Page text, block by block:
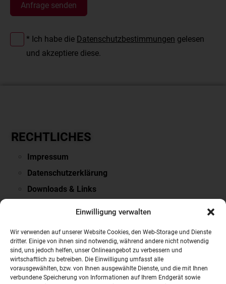
Einwilligung verwalten
Wir verwenden auf unserer Website Cookies, den Web-Storage und Dienste
dritter. Einige von ihnen sind notwendig, während andere nicht notwendig
sind, uns jedoch helfen, unser Onlineangebot zu verbessern und
wirtschaftlich zu betreiben. Die Einwilligung umfasst alle
vorausgewählten, bzw. von Ihnen ausgewählte Dienste, und die mit Ihnen
verbundene Speicherung von Informationen auf Ihrem Endgerät sowie
Anfrage senden
* Ich habe die Datenschutzbestimmungen gelesen
und akzeptiere diese.
RECHTLICHES
Impressum
Datenschutzerklärung
Downloads & Links
PARTNERSEITEN
VOLVO
NISSAN
Mobile.de
Auto Scout24